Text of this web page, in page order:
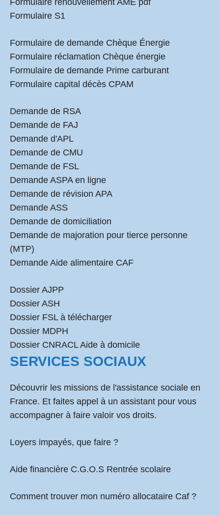
Formulaire renouvellement AME pdf
Formulaire S1
Formulaire de demande Chèque Énergie
Formulaire réclamation Chèque énergie
Formulaire de demande Prime carburant
Formulaire capital décès CPAM
Demande de RSA
Demande de FAJ
Demande d'APL
Demande de CMU
Demande de FSL
Demande ASPA en ligne
Demande de révision APA
Demande ASS
Demande de domiciliation
Demande de majoration pour tierce personne
(MTP)
Demande Aide alimentaire CAF
Dossier AJPP
Dossier ASH
Dossier FSL à télécharger
Dossier MDPH
Dossier CNRACL Aide à domicile
SERVICES SOCIAUX
Découvrir les missions de l'assistance sociale en
France. Et faites appel à un assistant pour vous
accompagner à faire valoir vos droits.
Loyers impayés, que faire ?
Aide financière C.G.O.S Rentrée scolaire
Comment trouver mon numéro allocataire Caf ?